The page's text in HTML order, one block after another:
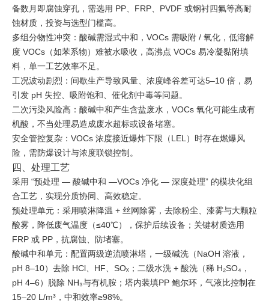
备数月即腐蚀穿孔，需选用 PP、FRP、PVDF 或钢衬四氟等高耐
蚀材质，投资与选型门槛高。
多组分物性冲突：酸碱需湿式中和，VOCs 需吸附 / 氧化，低溶解
度 VOCs（如苯系物）难被水吸收，高沸点 VOCs 易冷凝黏附填
料，单一工艺效率不足。
工况波动剧烈：间歇生产导致风量、浓度峰谷差可达5–10 倍，易
引发 pH 失控、吸附饱和、催化剂中毒等问题。
二次污染风险高：酸碱中和产生含盐废水，VOCs 氧化可能生成有
机酸，不当处理易造成废水超标或设备堵塞。
安全管控复杂：VOCs 浓度接近爆炸下限（LEL）时存在燃爆风
险，需防爆设计与浓度联锁控制。
四、处理工艺
采用 “预处理 — 酸碱中和 —VOCs 净化 — 深度处理” 的模块化组
合工艺，实现分质协同、高效稳定。
预处理单元：采用喷淋降温 + 丝网除雾，去除粉尘、漆雾与大颗粒
酸雾，降低废气温度（≤40℃），保护后续设备；关键材质选用
FRP 或 PP，抗腐蚀、防堵塞。
酸碱中和单元：配置两级逆流喷淋塔，一级碱洗（NaOH 溶液，
pH 8–10）去除 HCl、HF、SOₓ；二级水洗 + 酸洗（稀 H₂SO₄，
pH 4–6）脱除 NH₃与有机胺；塔内装填PP 鲍尔环，气液比控制在
15–20 L/m³，中和效率≥98%。